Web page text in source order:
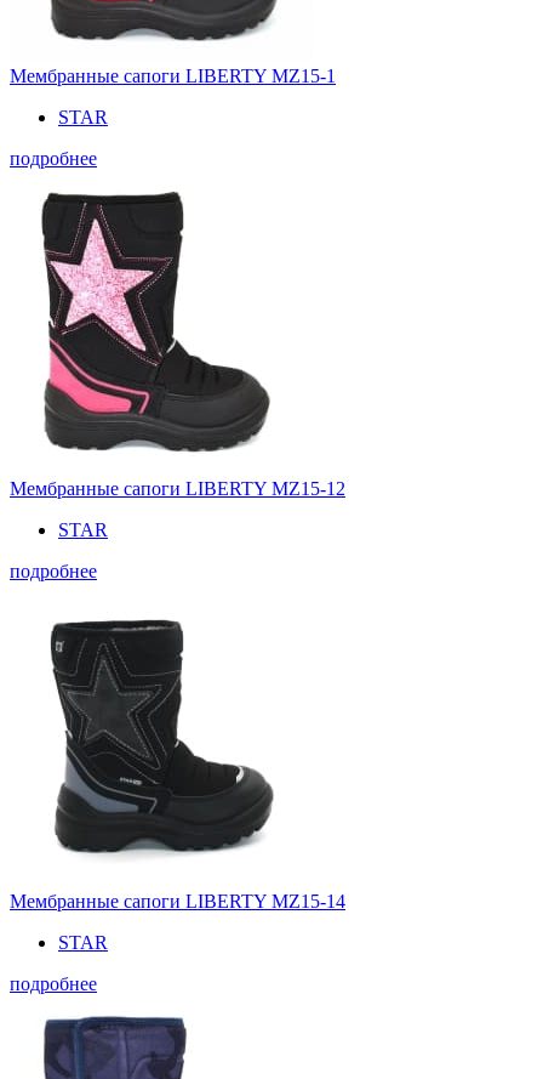
Мембранные сапоги LIBERTY MZ15-1
STAR
подробнее
Мембранные сапоги LIBERTY MZ15-12
STAR
подробнее
Мембранные сапоги LIBERTY MZ15-14
STAR
подробнее